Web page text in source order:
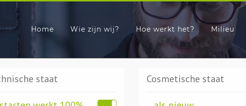
Home Wie zijn wij? Hoe werkt het? Milieu
staat Cosmetische staat